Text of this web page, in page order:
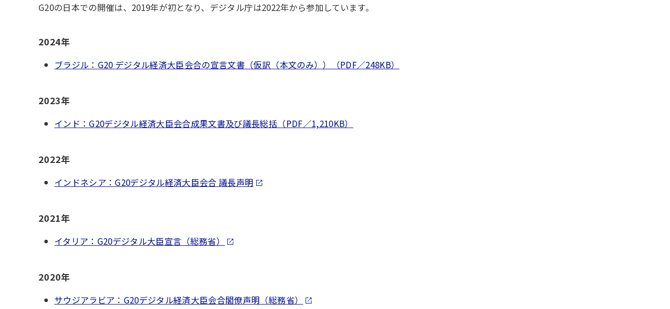
G20の日本での開催は、2019年が初となり、デジタル庁は2022年から参加しています。
2024年
ブラジル：G20 デジタル経済大臣会合の宣言文書（仮訳（本文のみ））（PDF／248KB）
2023年
インド：G20デジタル経済大臣会合成果文書及び議長総括（PDF／1,210KB）
2022年
インドネシア：G20デジタル経済大臣会合 議長声明
2021年
イタリア：G20デジタル大臣宣言（総務省）
2020年
サウジアラビア：G20デジタル経済大臣会合閣僚声明（総務省）